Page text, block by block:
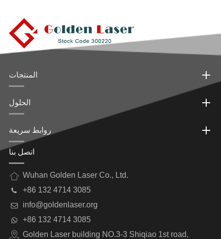
المنتجات
الحلول
روابط سريعة
اتصل بنا
Wuhan Golden Laser Co., Ltd.
+86 132 4714 3085
info@goldenlaser.org
+86 132 4714 3085
Golden Laser building NO.3-3 Shiqiao 1st road,